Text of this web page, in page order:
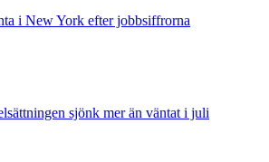
i New York efter jobbsiffrorna
sjönk mer än väntat i juli